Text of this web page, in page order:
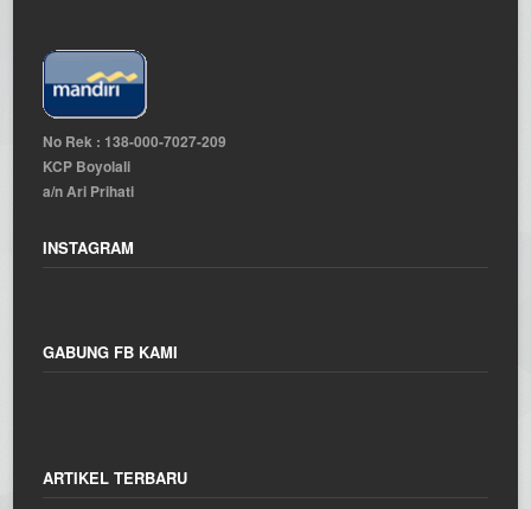
No Rek : 138-000-7027-209
KCP Boyolali
a/n Ari Prihati
INSTAGRAM
GABUNG FB KAMI
ARTIKEL TERBARU